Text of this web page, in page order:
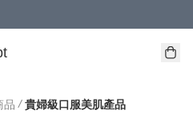
品 / 貴婦級口服美肌產品